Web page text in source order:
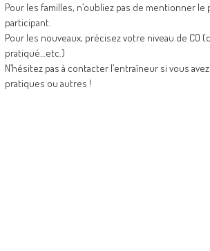
Pour les familles, n’oubliez pas de mentionner
participant.
Pour les nouveaux, précisez votre niveau de CO
pratiqué…etc.)
N’hésitez pas à contacter l’entraîneur si vous
pratiques ou autres !